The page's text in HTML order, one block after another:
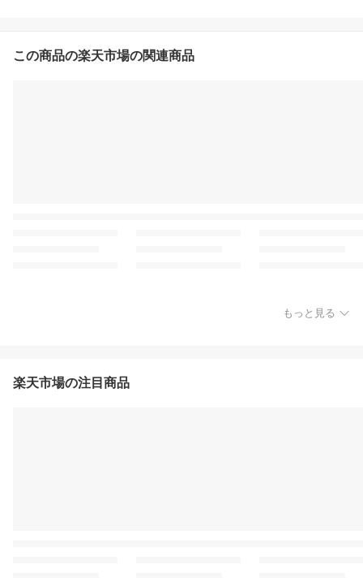
この商品の楽天市場の関連商品
もっと見る
楽天市場の注目商品